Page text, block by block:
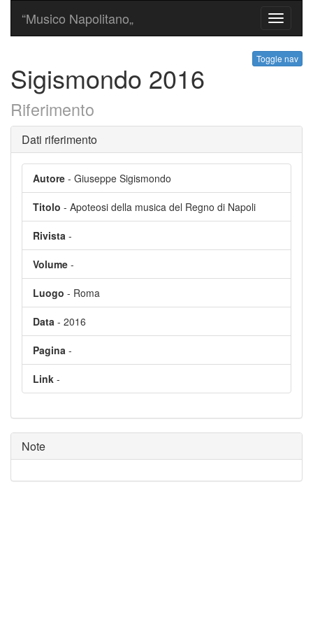
Toggle
“Musico Napolitano„
Toggle nav
Sigismondo 2016
Riferimento
Dati riferimento
Autore - Giuseppe Sigismondo
Titolo - Apoteosi della musica del Regno di Napoli
Rivista -
Volume -
Luogo - Roma
Data - 2016
Pagina -
Link -
Note